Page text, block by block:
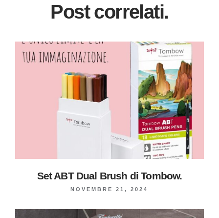
Post correlati.
Set ABT Dual Brush di Tombow.
NOVEMBRE 21, 2024